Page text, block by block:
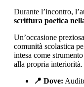
Durante l’incontro,
scrittura poetica
Un’occasione
comunità scolastica
intesa come
alla propria interiorità.
📍 Dove: